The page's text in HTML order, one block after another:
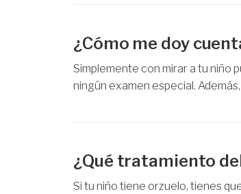
¿Cómo me doy
Simplemente con mirar a tu niño
ningún examen especial.
¿Qué tratamiento
Si tu niño tiene orzuelo, tienes